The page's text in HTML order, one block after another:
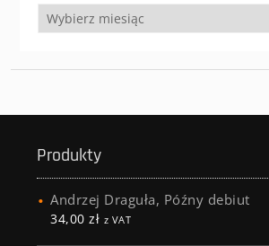
Archiwa
Produkty
Andrzej Draguła, Późny debiut
34,00zł z VAT